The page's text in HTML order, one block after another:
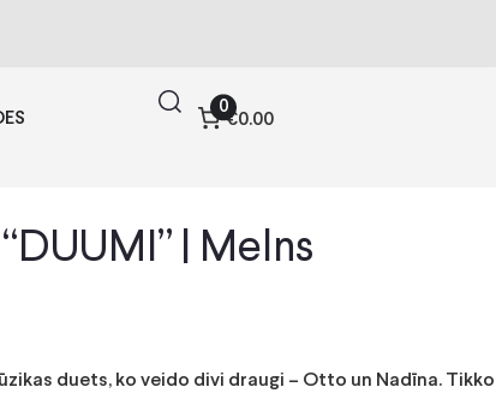
0
€0.00
| Melns
duets, ko veido divi draugi – Otto un Nadīna. Tikko